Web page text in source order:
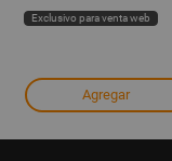
Exclusivo para venta web
Agregar